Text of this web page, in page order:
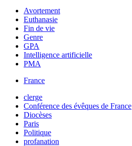
Avortement
Euthanasie
Fin de vie
Genre
GPA
Intelligence artificielle
PMA
France
clerge
Conférence des évêques de France
Diocèses
Paris
Politique
profanation